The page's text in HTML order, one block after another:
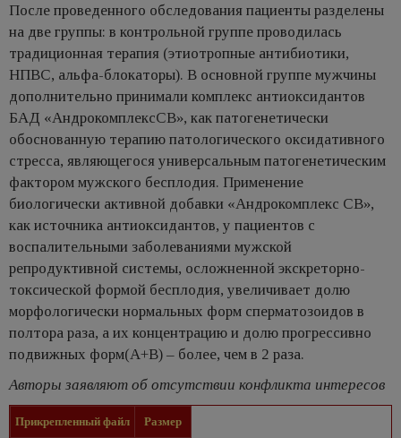
После проведенного обследования пациенты разделены
на две группы: в контрольной группе проводилась
традиционная терапия (этиотропные антибиотики,
НПВС, альфа-блокаторы). В основной группе мужчины
дополнительно принимали комплекс антиоксидантов
БАД «АндрокомплексСВ», как патогенетически
обоснованную терапию патологического оксидативного
стресса, являющегося универсальным патогенетическим
фактором мужского бесплодия. Применение
биологически активной добавки «Андрокомплекс СВ»,
как источника антиоксидантов, у пациентов с
воспалительными заболеваниями мужской
репродуктивной системы, осложненной экскреторно-
токсической формой бесплодия, увеличивает долю
морфологически нормальных форм сперматозоидов в
полтора раза, а их концентрацию и долю прогрессивно
подвижных форм(А+В) – более, чем в 2 раза.
Авторы заявляют об отсутствии конфликта интересов
Прикрепленный файл Размер